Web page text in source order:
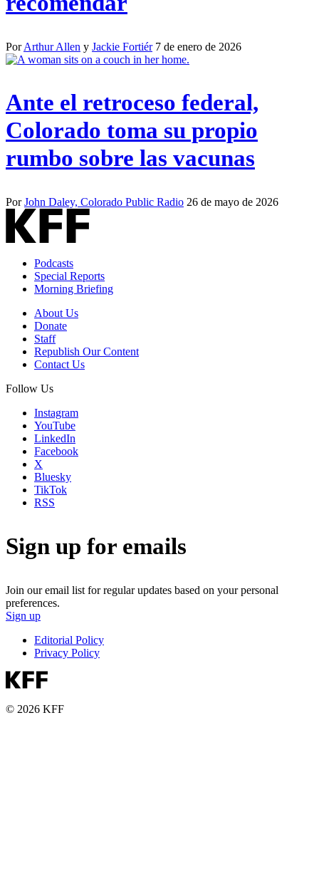
PorArthur Allen y Jackie Fortiér 7 de enero de 2026
Ante el retroceso federal,
Colorado toma su propio
rumbo sobre las vacunas
PorJohn Daley, Colorado Public Radio 26 de mayo de 2026
Podcasts
Special Reports
Morning Briefing
About Us
Donate
Staff
Republish Our Content
Contact Us
Follow Us
Instagram
YouTube
LinkedIn
Facebook
X
Bluesky
TikTok
RSS
Sign up for emails
Join our email list for regular updates based on your personal
preferences.
Sign up
Editorial Policy
Privacy Policy
© 2026 KFF